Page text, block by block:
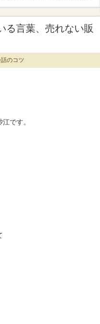
る言葉、売れない販
のコツ
です。